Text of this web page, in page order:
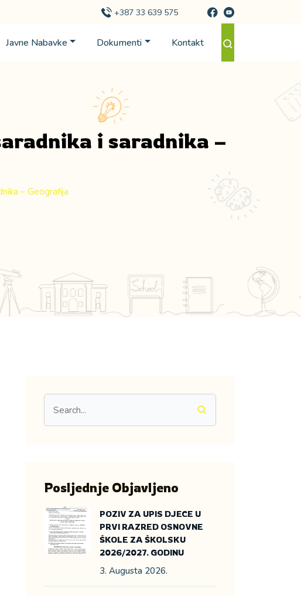
+387 33 639 575
Javne Nabavke Dokumenti Kontakt
i saradnika –
– Geografija
Posljednje Objavljeno
POZIV ZA UPIS DJECE U
PRVI RAZRED OSNOVNE
ŠKOLE ZA ŠKOLSKU
2026/2027. GODINU
3. Augusta 2026.